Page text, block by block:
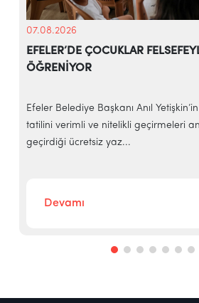
07.08.2026
EFELER’DE ÇOCUKLAR
ÖĞRENİYOR
Efeler Belediye Başkanı Anıl
tatilini verimli ve nitelikli geçirmeleri
geçirdiği ücretsiz yaz...
Devamı